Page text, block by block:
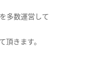
多数運営して
きます。